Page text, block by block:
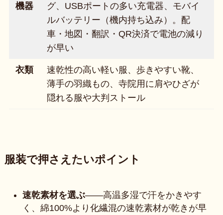
機器
グ、USBポートの多い充電器、モバイ
ルバッテリー（機内持ち込み）。配
車・地図・翻訳・QR決済で電池の減り
が早い
衣類
速乾性の高い軽い服、歩きやすい靴、
薄手の羽織もの、寺院用に肩やひざが
隠れる服や大判ストール
服装で押さえたいポイント
速乾素材を選ぶ——高温多湿で汗をかきやす
く、綿100%より化繊混の速乾素材が乾きが早